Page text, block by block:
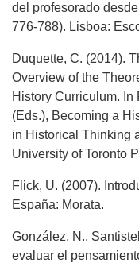
del profesorado
776-788). Lisboa:
Duquette, C. (2014).
Overview of the
History Curriculum.
(Eds.), Becoming a
in Historical Thinking
University of Toronto
Flick, U. (2007).
España: Morata.
González, N.,
evaluar el